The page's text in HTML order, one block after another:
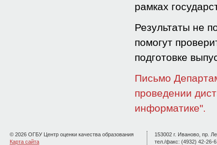
рамках
Результаты не
помогут
подготовке
Письмо
проведении
информатике".
© 2026 ОГБУ Центр оценки качества образования
Карта сайта
153002 г. Иваново, пр.
тел./факс: (4932) 42-26-